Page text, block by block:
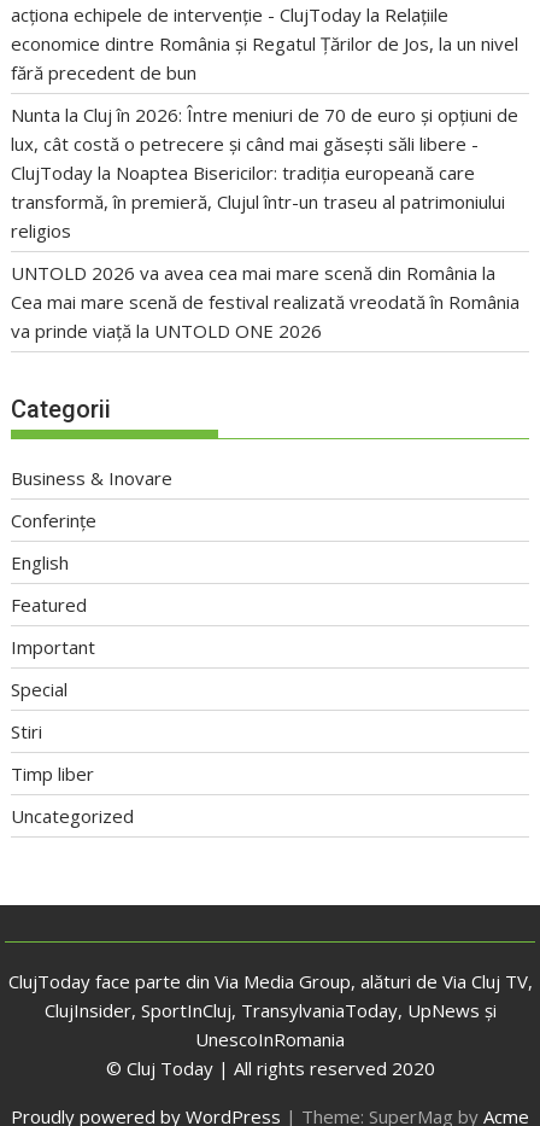
acționa echipele de intervenție - ClujToday la Relațiile
economice dintre România și Regatul Țărilor de Jos, la un nivel
fără precedent de bun
Nunta la Cluj în 2026: Între meniuri de 70 de euro și opțiuni de
lux, cât costă o petrecere și când mai găsești săli libere -
ClujToday la Noaptea Bisericilor: tradiția europeană care
transformă, în premieră, Clujul într-un traseu al patrimoniului
religios
UNTOLD 2026 va avea cea mai mare scenă din România la
Cea mai mare scenă de festival realizată vreodată în România
va prinde viață la UNTOLD ONE 2026
Categorii
Business & Inovare
Conferințe
English
Featured
Important
Special
Stiri
Timp liber
Uncategorized
ClujToday face parte din Via Media Group, alături de Via Cluj TV,
ClujInsider, SportInCluj, TransylvaniaToday, UpNews și
UnescoInRomania
© Cluj Today | All rights reserved 2020
Proudly powered by WordPress | Theme: SuperMag by Acme